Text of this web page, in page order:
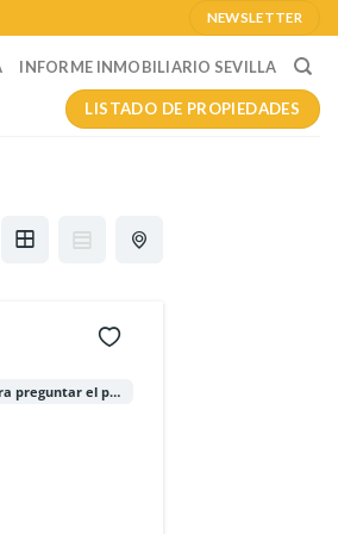
NEWSLETTER
INFORME INMOBILIARIO SEVILLA
LISTADO DE PROPIEDADES
Llamar para preguntar el precio